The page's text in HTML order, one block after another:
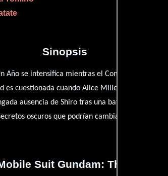
Sinopsis
Año se intensifica mientras el Comandante
es cuestionada cuando Alice Miller, una astuta
ausencia de Shiro tras una batalla crucial. A
oscuros que podrían cambiar el rumbo
Suit Gundam: The 08th